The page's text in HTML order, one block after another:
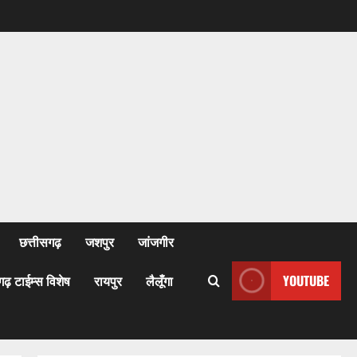
छत्तीसगढ़ जशपुर जांजगीर
टाईम्स विशेष रायपुर लैलूँगा YOUTUBE